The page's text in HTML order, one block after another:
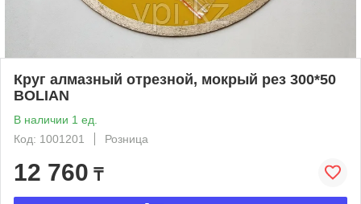
Круг алмазный отрезной, мокрый рез 300*50
BOLIAN
В наличии 1 ед.
Код: 1001201
Розница
12 760 ₸